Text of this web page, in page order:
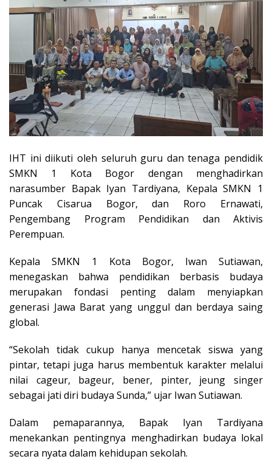
IHT ini diikuti oleh seluruh guru dan tenaga pendidik
SMKN 1 Kota Bogor dengan menghadirkan
narasumber Bapak Iyan Tardiyana, Kepala SMKN 1
Puncak Cisarua Bogor, dan Roro Ernawati,
Pengembang Program Pendidikan dan Aktivis
Perempuan.
Kepala SMKN 1 Kota Bogor, Iwan Sutiawan,
menegaskan bahwa pendidikan berbasis budaya
merupakan fondasi penting dalam menyiapkan
generasi Jawa Barat yang unggul dan berdaya saing
global.
“Sekolah tidak cukup hanya mencetak siswa yang
pintar, tetapi juga harus membentuk karakter melalui
nilai cageur, bageur, bener, pinter, jeung singer
sebagai jati diri budaya Sunda,” ujar Iwan Sutiawan.
Dalam pemaparannya, Bapak Iyan Tardiyana
menekankan pentingnya menghadirkan budaya lokal
secara nyata dalam kehidupan sekolah.